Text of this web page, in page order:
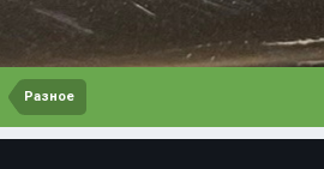
Разное